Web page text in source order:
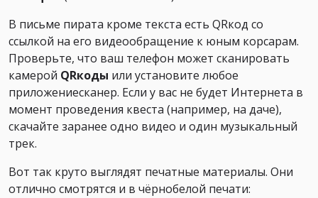
В письме пирата кроме текста есть QRкод со
ссылкой на его видеообращение к юным корсарам.
Проверьте, что ваш телефон может сканировать
камерой QRкоды или установите любое
приложениесканер. Если у вас не будет Интернета в
момент проведения квеста (например, на даче),
скачайте заранее одно видео и один музыкальный
трек.
Вот так круто выглядят печатные материалы. Они
отлично смотрятся и в чёрнобелой печати: